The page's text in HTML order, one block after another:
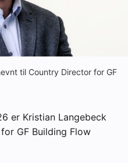
Nyheter
til Country Director for GF
er Kristian Langebeck
GF Building Flow